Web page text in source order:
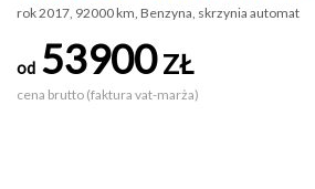
rok 2017, 92000 km, Benzyna, skrzynia automat
od 53900ZŁ
cena brutto (faktura vat-marża)